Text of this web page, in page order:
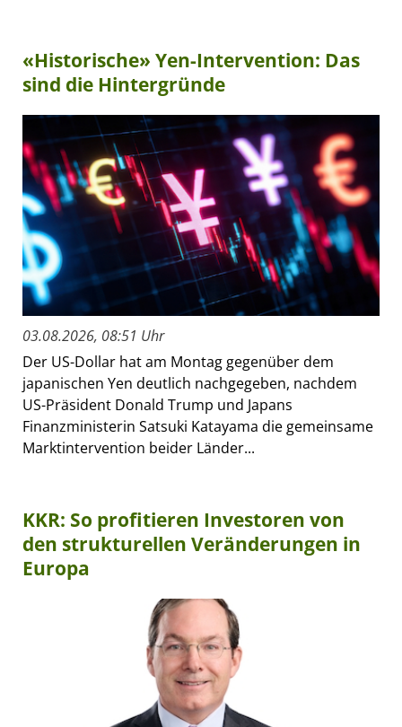
«Historische» Yen-Intervention: Das
sind die Hintergründe
03.08.2026, 08:51 Uhr
Der US-Dollar hat am Montag gegenüber dem
japanischen Yen deutlich nachgegeben, nachdem
US-Präsident Donald Trump und Japans
Finanzministerin Satsuki Katayama die gemeinsame
Marktintervention beider Länder...
KKR: So profitieren Investoren von
den strukturellen Veränderungen in
Europa